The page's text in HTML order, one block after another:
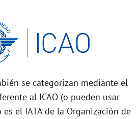
se categorizan mediante el
al ICAO (o pueden usar
el IATA de la Organización de